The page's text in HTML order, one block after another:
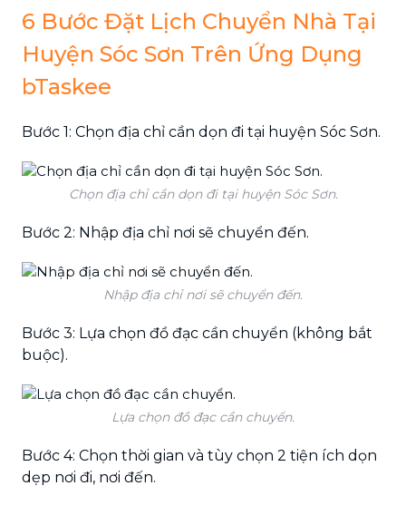
6 Bước Đặt Lịch Chuyển Nhà Tại
Huyện Sóc Sơn Trên Ứng Dụng
bTaskee
Bước 1: Chọn địa chỉ cần dọn đi tại huyện Sóc Sơn.
Chọn địa chỉ cần dọn đi tại huyện Sóc Sơn.
Bước 2: Nhập địa chỉ nơi sẽ chuyển đến.
Nhập địa chỉ nơi sẽ chuyển đến.
Bước 3: Lựa chọn đồ đạc cần chuyển (không bắt
buộc).
Lựa chọn đồ đạc cần chuyển.
Bước 4: Chọn thời gian và tùy chọn 2 tiện ích dọn
dẹp nơi đi, nơi đến.